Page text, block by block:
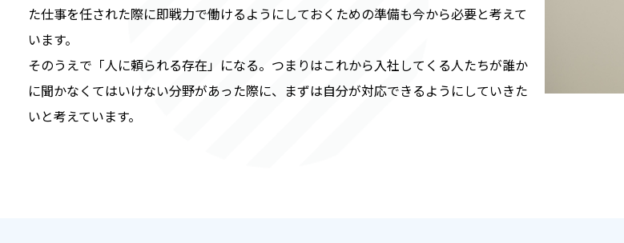
た仕事を任された際に即戦力で働けるようにしておくための準備も今から必要と考えて
います。
そのうえで「人に頼られる存在」になる。つまりはこれから入社してくる人たちが誰か
に聞かなくてはいけない分野があった際に、まずは自分が対応できるようにしていきた
いと考えています。